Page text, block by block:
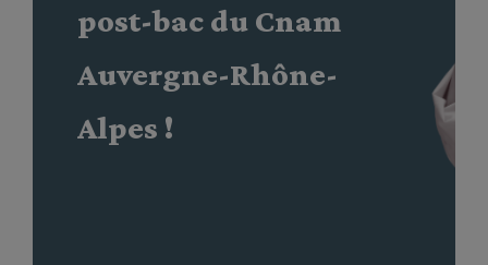
post-bac du Cnam
Auvergne-Rhône-
Alpes !